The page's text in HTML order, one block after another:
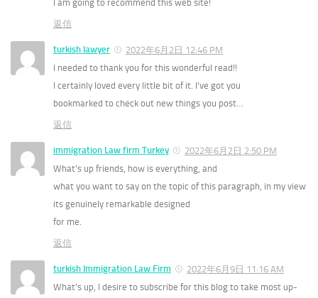
I am going to recommend this web site!
返信
turkish lawyer
2022年6月2日 12:46 PM
I needed to thank you for this wonderful read!!
I certainly loved every little bit of it. I’ve got you
bookmarked to check out new things you post…
返信
immigration Law firm Turkey
2022年6月2日 2:50 PM
What’s up friends, how is everything, and
what you want to say on the topic of this paragraph, in my view
its genuinely remarkable designed
for me.
返信
turkish Immigration Law Firm
2022年6月9日 11:16 AM
What’s up, I desire to subscribe for this blog to take most up-